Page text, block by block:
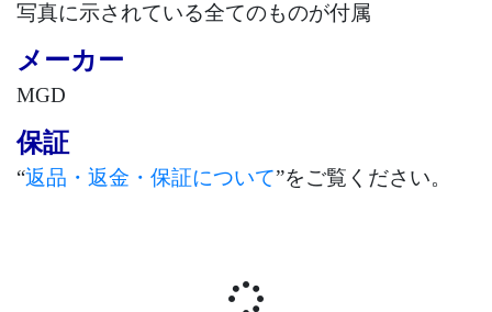
写真に示されている全てのものが付属
メーカー
MGD
保証
“返品・返金・保証について”をご覧ください。